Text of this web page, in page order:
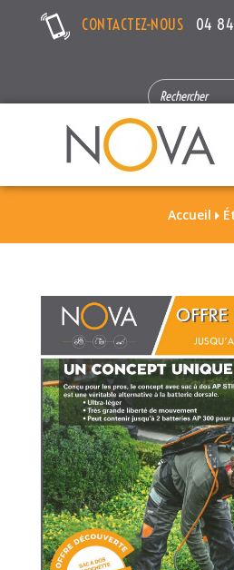
CONTACTEZ-NOUS 04
SEARCH
FOR:
Accueil 